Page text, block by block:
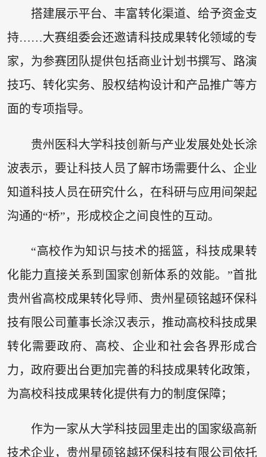
搭建展示平台、丰富转化渠道、给予资金支
持……大赛组委会还邀请科技成果转化领域的专
家，为参赛团队提供包括商业计划书撰写、路演
技巧、转化实务、股权结构设计和产品推广等方
面的专项指导。
贵州医科大学科技创新与产业发展处处长涂
波表示，要让科技人员了解市场需要什么、企业
知道科技人员在研究什么，在科研与应用间架起
沟通的“桥”，形成校企之间良性的互动。
“高校作为知识与技术的摇篮，科技成果转
化能力直接关系到国家创新体系的效能。”首批
贵州省高校成果转化导师、贵州星硕铭越环保科
技有限公司董事长涂汉表示，推动高校科技成果
转化需要政府、高校、企业和社会各界形成合
力，政府要出台更加完善的科技成果转化政策，
为高校科技成果转化提供有力的制度保障；
作为一家从大学科技园里走出的国家级高新
技术企业，贵州星硕铭越环保科技有限公司依托